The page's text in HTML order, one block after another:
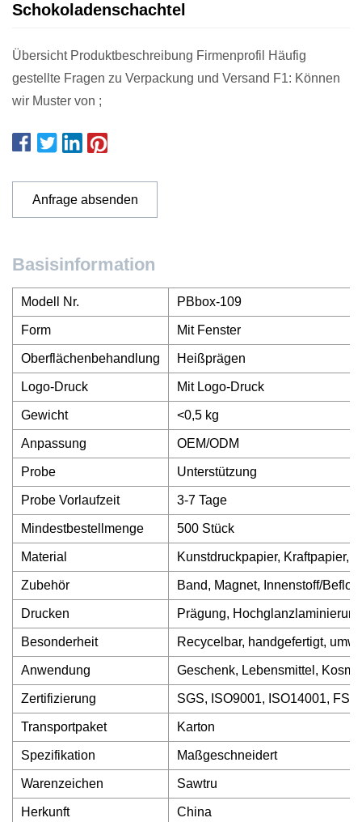
Schokoladenschachtel
Übersicht Produktbeschreibung Firmenprofil Häufig
gestellte Fragen zu Verpackung und Versand F1: Können
wir Muster von ;
Anfrage absenden
Basisinformation
Modell Nr. PBbox-109
Form Mit Fenster
Oberflächenbehandlung Heißprägen
Logo-Druck Mit Logo-Druck
Gewicht <0,5 kg
Anpassung OEM/ODM
Probe Unterstützung
Probe Vorlaufzeit 3-7 Tage
Mindestbestellmenge 500 Stück
Material Kunstdruckpapier, Kraftpapier,
Zubehör Band, Magnet, Innenstoff/
Drucken Prägung,
Besonderheit Recycelbar, handgefertigt,
Anwendung Geschenk, Lebensmittel,
Zertifizierung SGS, ISO9001, ISO14001, FSC
Transportpaket Karton
Spezifikation Maßgeschneidert
Warenzeichen Sawtru
Herkunft China